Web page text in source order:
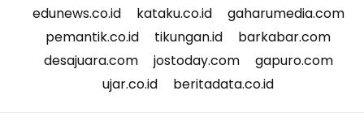
edunews.co.id
kataku.co.id
gaharumedia.com
pemantik.co.id
tikungan.id
barkabar.com
desajuara.com
jostoday.com
gapuro.com
ujar.co.id
beritadata.co.id